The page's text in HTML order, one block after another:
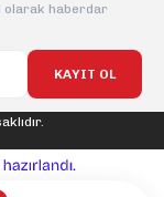
olarak haberdar
KAYIT OL